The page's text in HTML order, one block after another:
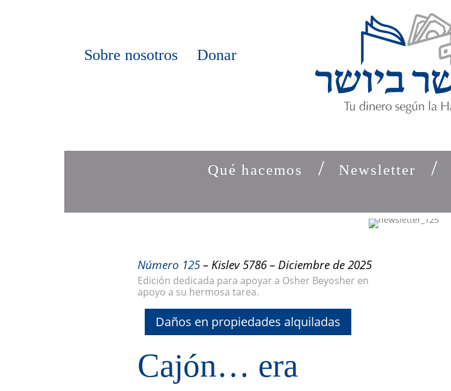
Sobre nosotros Donar
Qué hacemos Newsletter
Número 125– Kislev 5786 – Diciembre de 2025
Edición dedicada para apoyar a Osher Beyosher en
apoyo a su hermosa tarea.
Daños en propiedades alquiladas
Cajón… era